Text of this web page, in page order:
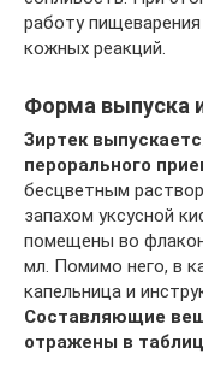
работу
кожных реакций.
Форма выпуска
Зиртек
перорального
бесцветным
запахом уксусной
помещены во
мл. Помимо него, в
капельница и
Составляющие
отражены в